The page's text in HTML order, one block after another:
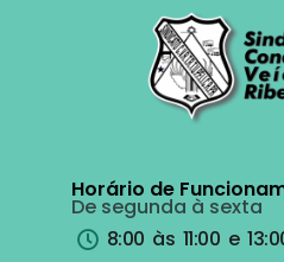
Horário de
De segunda à sexta
8:00 às 11:00 e